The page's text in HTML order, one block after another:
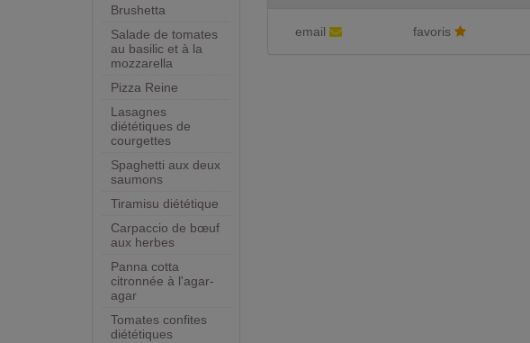
Brushetta
Salade de tomates
au basilic et à la
mozzarella
Pizza Reine
Lasagnes
diététiques de
courgettes
Spaghetti aux deux
saumons
Tiramisu diététique
Carpaccio de bœuf
aux herbes
Panna cotta
citronnée à l'agar-
agar
Tomates confites
diététiques
email favoris